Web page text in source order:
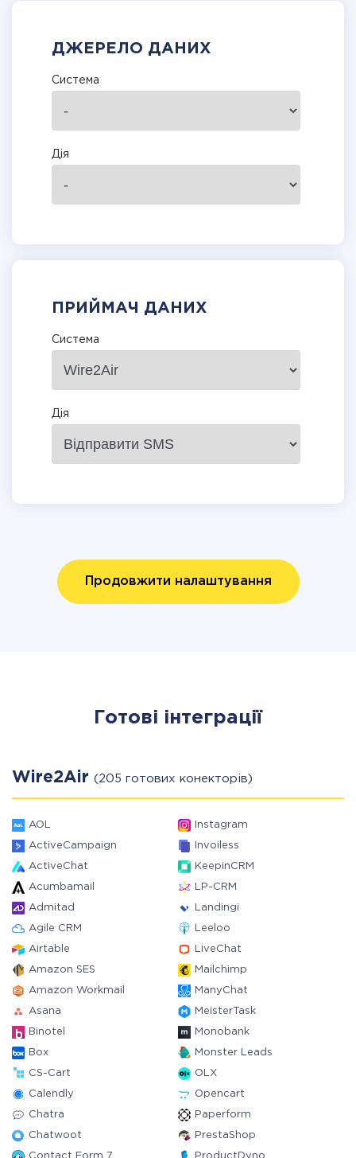
ДЖЕРЕЛО ДАНИХ
Система
Дія
ПРИЙМАЧ ДАНИХ
Система
Дія
Продовжити налаштування
Готові інтеграції
Wire2Air (205 готових конекторів)
AOL Instagram
ActiveCampaign Invoiless
ActiveChat KeepinCRM
Acumbamail LP-CRM
Admitad Landingi
Agile CRM Leeloo
Airtable LiveChat
Amazon SES Mailchimp
Amazon Workmail ManyChat
Asana MeisterTask
Binotel Monobank
Box Monster Leads
CS-Cart OLX
Calendly Opencart
Chatra Paperform
Chatwoot PrestaShop
Contact Form 7 ProductDyno